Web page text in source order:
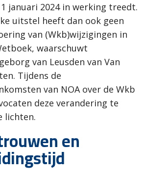
januari 2024 in werking treedt.
uitstel heeft dan ook geen
van (Wkb)wijzigingen in
waarschuwt
van Leusden van Van
Tijdens de
van NOA over de Wkb
deze verandering te
lichten.
en